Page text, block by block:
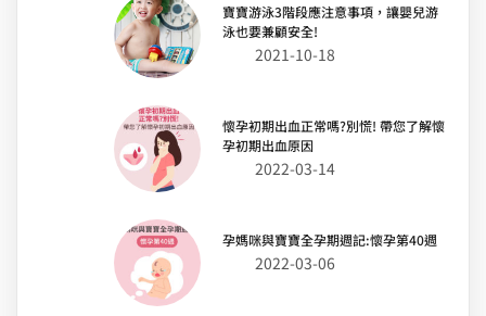
寶寶游泳3階段應注意事項，讓嬰兒游
泳也要兼顧安全!
2021-10-18
懷孕初期出血正常嗎?別慌! 帶您了解懷
孕初期出血原因
2022-03-14
孕媽咪與寶寶全孕期週記:懷孕第40週
2022-03-06